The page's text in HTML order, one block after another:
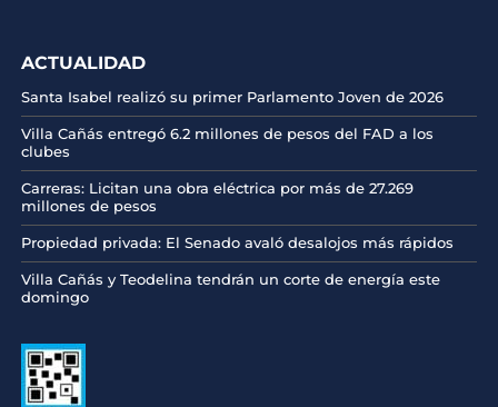
ACTUALIDAD
Santa Isabel realizó su primer Parlamento Joven de 2026
Villa Cañás entregó 6.2 millones de pesos del FAD a los
clubes
Carreras: Licitan una obra eléctrica por más de 27.269
millones de pesos
Propiedad privada: El Senado avaló desalojos más rápidos
Villa Cañás y Teodelina tendrán un corte de energía este
domingo